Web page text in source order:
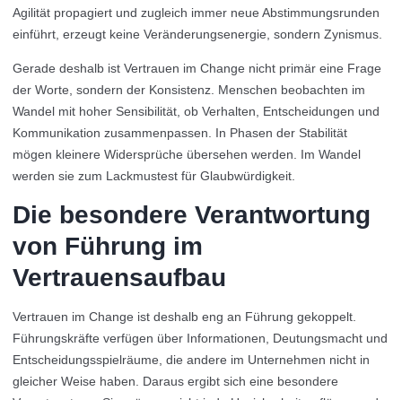
Agilität propagiert und zugleich immer neue Abstimmungsrunden
einführt, erzeugt keine Veränderungsenergie, sondern Zynismus.
Gerade deshalb ist Vertrauen im Change nicht primär eine Frage
der Worte, sondern der Konsistenz. Menschen beobachten im
Wandel mit hoher Sensibilität, ob Verhalten, Entscheidungen und
Kommunikation zusammenpassen. In Phasen der Stabilität
mögen kleinere Widersprüche übersehen werden. Im Wandel
werden sie zum Lackmustest für Glaubwürdigkeit.
Die besondere Verantwortung
von Führung im
Vertrauensaufbau
Vertrauen im Change ist deshalb eng an Führung gekoppelt.
Führungskräfte verfügen über Informationen, Deutungsmacht und
Entscheidungsspielräume, die andere im Unternehmen nicht in
gleicher Weise haben. Daraus ergibt sich eine besondere